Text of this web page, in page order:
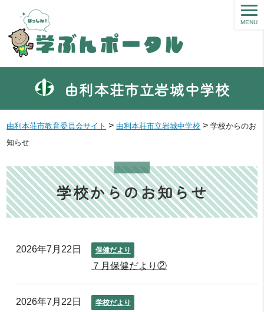
由利本荘市立岩城中学校
MENU
由利本荘市教育委員会サイト > 由利本荘市立岩城中学校 >学校からのお
知らせ
学校からのお知らせ
2026年7月22日 保健だより
７月保健だより②
2026年7月22日 学校だより